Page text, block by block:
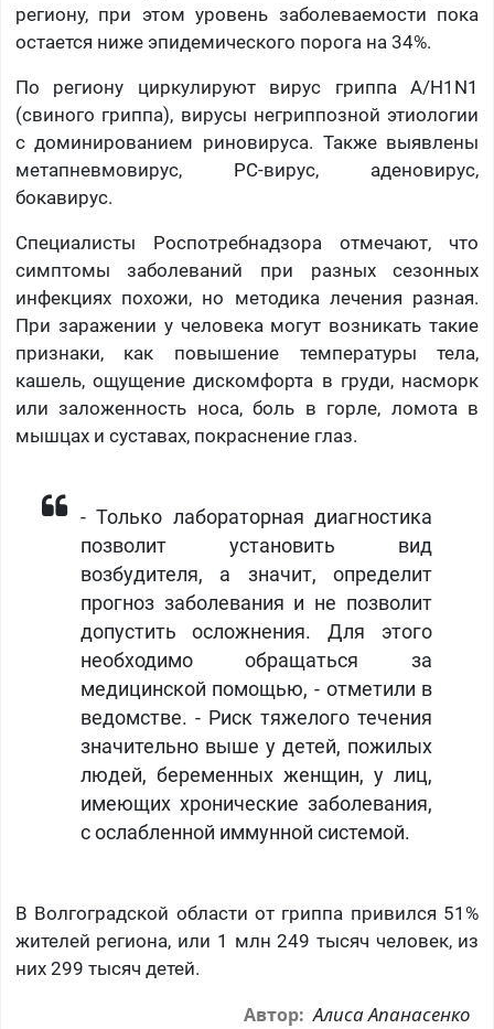
региону, при этом уровень заболеваемости пока
остается ниже эпидемического порога на 34%.
По региону циркулируют вирус гриппа А/H1N1
(свиного гриппа), вирусы негриппозной этиологии
с доминированием риновируса. Также выявлены
метапневмовирус, РС-вирус, аденовирус,
бокавирус.
Специалисты Роспотребнадзора отмечают, что
симптомы заболеваний при разных сезонных
инфекциях похожи, но методика лечения разная.
При заражении у человека могут возникать такие
признаки, как повышение температуры тела,
кашель, ощущение дискомфорта в груди, насморк
или заложенность носа, боль в горле, ломота в
мышцах и суставах, покраснение глаз.
- Только лабораторная диагностика
позволит установить вид
возбудителя, а значит, определит
прогноз заболевания и не позволит
допустить осложнения. Для этого
необходимо обращаться за
медицинской помощью, - отметили в
ведомстве. - Риск тяжелого течения
значительно выше у детей, пожилых
людей, беременных женщин, у лиц,
имеющих хронические заболевания,
с ослабленной иммунной системой.
В Волгоградской области от гриппа привился 51%
жителей региона, или 1 млн 249 тысяч человек, из
них 299 тысяч детей.
Автор: Алиса Апанасенко